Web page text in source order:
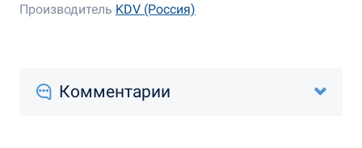
Производитель KDV (Россия)
Комментарии